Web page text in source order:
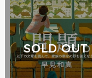
SOLD OUT